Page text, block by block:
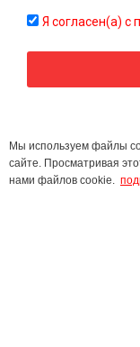
Я согласен(а) с
Мы используем файлы
сайте. Просматривая
нами файлов cookie.